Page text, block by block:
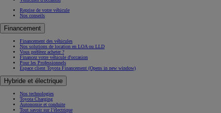
Reprise de votre véhicule
Nos conseils
Financement
Financement des véhicules
Nos solutions de location en LOA ou LLD
Vous préférez acheter ?
Financez votre véhicule d'occasion
Pour les Professionnels
Espace client Toyota Financement (Opens in new window)
Hybride et électrique
Nos technologies
Toyota Charging
Autonomie et conduite
Tout savoir sur l’électrique